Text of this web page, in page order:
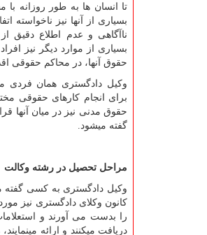
تا انسان ها به طور روزانه
بسیاری از آنها نیز ناخواسته
ناآگاهی و عدم اطلاع دقیق
بسیاری از موارد دیگر نیز
حقوق آنها، در محاکم حقوقی
وکیل دادگستری همان
برای انجام کارهای حقوقی
حقوق مدنی نیز در میان آنها
گفته میشود.
مراحل تحصیل در رشته وکالت
وکیل دادگستری به کسی
کانون وکلای دادگستری نیز
را بدست می آورند و
دریافت میکنند و ارائه